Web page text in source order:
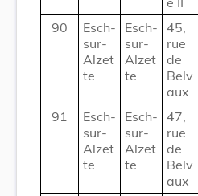
90
Esch-
sur-
Alzet
te
Esch-
sur-
Alzet
te
45,
rue
de
Belv
aux
91
Esch-
sur-
Alzet
te
Esch-
sur-
Alzet
te
47,
rue
de
Belv
aux